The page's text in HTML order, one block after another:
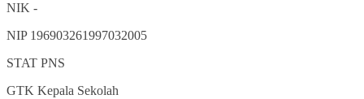
NIK -
NIP 196903261997032005
STAT PNS
GTK Kepala Sekolah